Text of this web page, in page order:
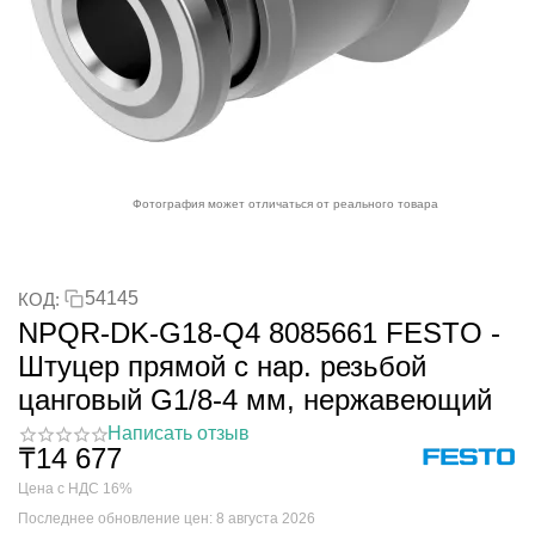
Фотография может отличаться от реального товара
КОД: 54145
NPQR-DK-G18-Q4 8085661 FESTO -
Штуцер прямой с нар. резьбой
цанговый G1/8-4 мм, нержавеющий
Написать отзыв
₸14 677
Цена с НДС 16%
Последнее обновление цен: 8 августа 2026